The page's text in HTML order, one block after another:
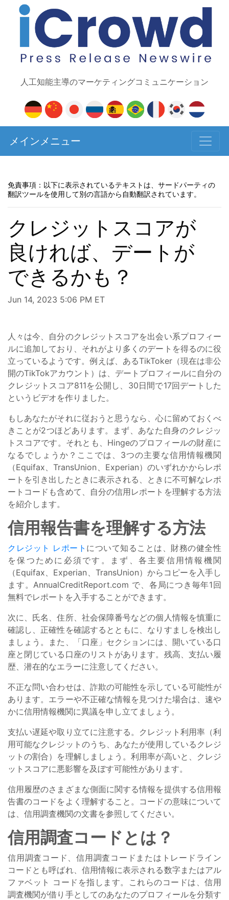
人工知能主導のマーケティングコミュニケーション
メインメニュー
免責事項：以下に表示されているテキストは、サードパーティの
翻訳ツールを使用して別の言語から自動翻訳されています。
クレジットスコアが
良ければ、デートが
できるかも？
Jun 14, 2023 5:06 PM ET
人々は今、自分のクレジットスコアを出会い系プロフィー
ルに追加しており、それがより多くのデートを得るのに役
立っているようです。例えば、あるTikToker（現在は非公
開のTikTokアカウント）は、デートプロフィールに自分の
クレジットスコア811を公開し、30日間で17回デートした
というビデオを作りました。
もしあなたがそれに従おうと思うなら、心に留めておくべ
きことが2つほどあります。まず、あなた自身のクレジッ
トスコアです。それとも、Hingeのプロフィールの財産に
なるでしょうか？ここでは、3つの主要な信用情報機関
（Equifax、TransUnion、Experian）のいずれかからレポ
ートを引き出したときに表示される、ときに不可解なレポ
ートコードも含めて、自分の信用レポートを理解する方法
を紹介します。
信用報告書を理解する方法
クレジット レポート について知ることは、財務の健全性
を保つために必須です。まず、各主要信用情報機関
（Equifax、Experian、TransUnion）からコピーを入手し
ます。AnnualCreditReport.com で、各局につき毎年1回
無料でレポートを入手することができます。
次に、氏名、住所、社会保障番号などの個人情報を慎重に
確認し、正確性を確認するとともに、なりすましを検出し
ましょう。また、「口座」セクションには、開いている口
座と閉じている口座のリストがあります。残高、支払い履
歴、潜在的なエラーに注意してください。
不正な問い合わせは、詐欺の可能性を示している可能性が
あります。エラーや不正確な情報を見つけた場合は、速や
かに信用情報機関に異議を申し立てましょう。
支払い遅延や取り立てに注意する。クレジット利用率（利
用可能なクレジットのうち、あなたが使用しているクレジ
ットの割合）を理解しましょう。利用率が高いと、クレジ
ットスコアに悪影響を及ぼす可能性があります。
信用履歴のさまざまな側面に関する情報を提供する信用報
告書のコードをよく理解すること。コードの意味について
は、信用調査機関の文書を参照してください。
信用調査コードとは？
信用調査コード、信用調査コードまたはトレードライン
コードとも呼ばれ、信用情報に表示される数字またはアル
ファベット コードを指します。これらのコードは、信用
調査機関が借り手としてのあなたのプロフィールを分類す